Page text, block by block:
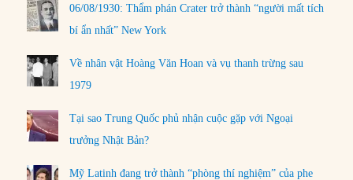
06/08/1930: Thẩm phán Crater trở thành “người mất tích
bí ẩn nhất” New York
Về nhân vật Hoàng Văn Hoan và vụ thanh trừng sau
1979
Tại sao Trung Quốc phủ nhận cuộc gặp với Ngoại
trưởng Nhật Bản?
Mỹ Latinh đang trở thành “phòng thí nghiệm” của phe